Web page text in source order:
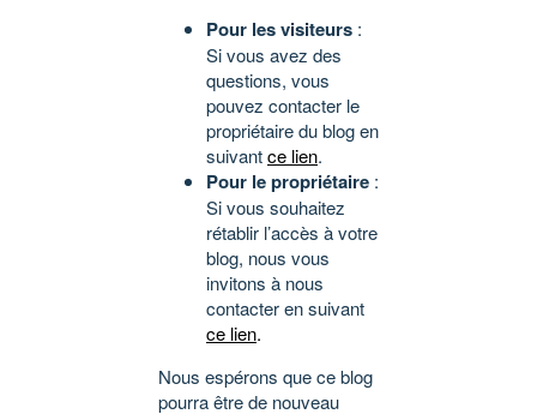
Pour les visiteurs :
Si vous avez des
questions, vous
pouvez contacter le
propriétaire du blog en
suivantce lien.
Pour le propriétaire :
Si vous souhaitez
rétablir l’accès à votre
blog, nous vous
invitons à nous
contacter en suivant
ce lien.
Nous espérons que ce blog
pourra être de nouveau